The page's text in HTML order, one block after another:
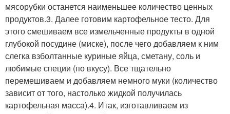
мясорубки останется наименьшее количество ценных
продуктов.3. Далее готовим картофельное тесто. Для
этого смешиваем все измельченные продукты в одной
глубокой посудине (миске), после чего добавляем к ним
слегка взболтанные куриные яйца, сметану, соль и
любимые специи (по вкусу). Все тщательно
перемешиваем и добавляем немного муки (количество
зависит от того, настолько жидкой получилась
картофельная масса).4. Итак, изготавливаем из